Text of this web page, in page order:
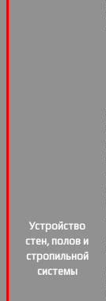
Устройство
стен, полов и
стропильной
системы